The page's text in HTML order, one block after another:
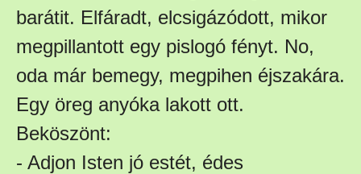
barátit. Elfáradt, elcsigázódott, mikor
megpillantott egy pislogó fényt. No,
oda már bemegy, megpihen éjszakára.
Egy öreg anyóka lakott ott.
Beköszönt:
- Adjon Isten jó estét, édes